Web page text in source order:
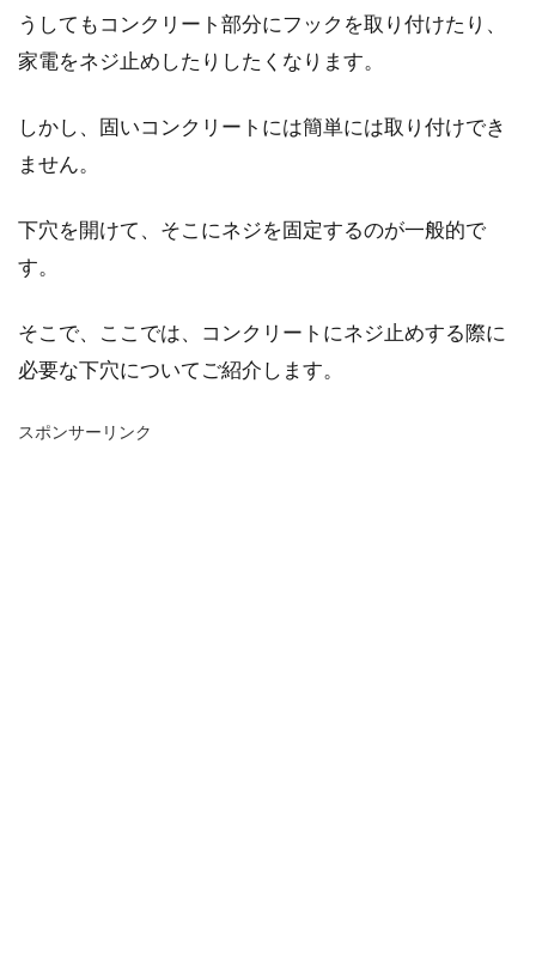
うしてもコンクリート部分にフックを取り付けたり、
家電をネジ止めしたりしたくなります。
しかし、固いコンクリートには簡単には取り付けでき
ません。
下穴を開けて、そこにネジを固定するのが一般的で
す。
そこで、ここでは、コンクリートにネジ止めする際に
必要な下穴についてご紹介します。
スポンサーリンク